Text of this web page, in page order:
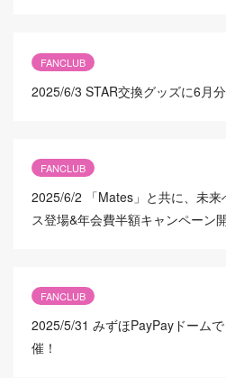
FANCLUB
2025/6/3 STAR交換グッズに6月
FANCLUB
2025/6/2
「Mates」と共に、未
ス登場&年会費半額キャンペーン
FANCLUB
2025/5/31 みずほPayPayドーム
催！